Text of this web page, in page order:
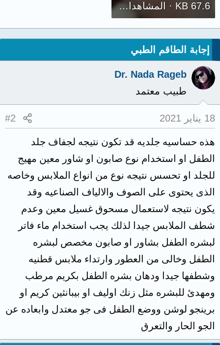
67.6 KB · المشاهدات: 4,208
إجابة الطاقم الطبي
Dr. Nada Rageb
طبيب معتمد
18 يناير 2021 #2
هذه حساسيه جلديه قد تكون نتيجه لجفاف جلد
الطفل او استخدام نوع صابون او شاور معين مهيج
للجلد او تحسس نتيجه نوع من انواع الملابس وخاصه
الذى يحتوى على الصوف والالياف الصناعيه وقد
يكون نتيجه لاستعمال مسحوق غسيل معين وعدم
شطف الملابس جيدا لذلك يجب استخدام ماء فاتر
لبشره الطفل بشاور او صابون مخصص لبشره
الطفل وخالى من العطور وارتداء ملابس قطنيه
وشطفها جيدا ودهان بشره الطفل بكريم مرطب
ومهدئ للبشره مثل زنك اوليف او بيبانثين كريم او
برينجو لوشن ووضع الطفل فى جو معتدل وابعاده عن
الجو الحار والتعرق